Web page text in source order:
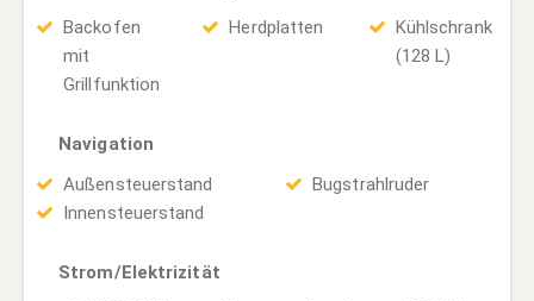
Backofen
mit
Grillfunktion
Herdplatten
Kühlschrank
(128 L)
Navigation
Außensteuerstand
Bugstrahlruder
Innensteuerstand
Strom/Elektrizität